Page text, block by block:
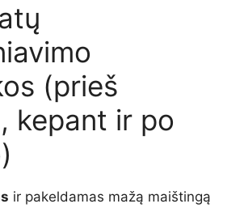
(prieš
kepant ir po
ir pakeldamas mažą maištingą